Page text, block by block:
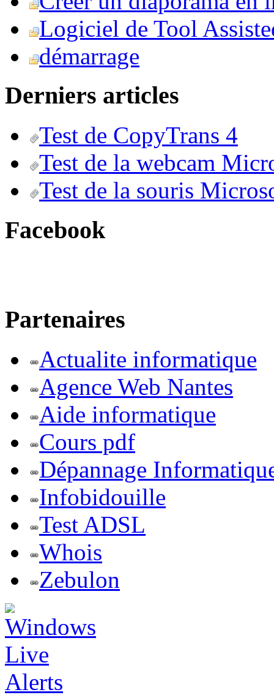
Logiciel de Tool
démarrage
Derniers articles
Test de CopyTrans 4
Test de la webcam
Test de la souris
Facebook
Partenaires
Actualite informatique
Agence Web Nantes
Aide informatique
Cours pdf
Dépannage
Infobidouille
Test ADSL
Whois
Zebulon